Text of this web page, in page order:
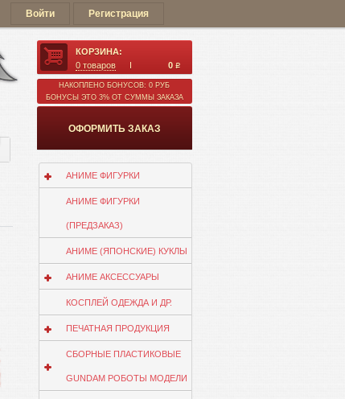
Войти Регистрация
КОРЗИНА:
0товаров 0 q
НАКОПЛЕНО БОНУСОВ: 0 РУБ
БОНУСЫ ЭТО 3% ОТ СУММЫ ЗАКАЗА
ОФОРМИТЬ ЗАКАЗ
АНИМЕ ФИГУРКИ
АНИМЕ ФИГУРКИ
(ПРЕДЗАКАЗ)
АНИМЕ (ЯПОНСКИЕ) КУКЛЫ
АНИМЕ АКСЕССУАРЫ
КОСПЛЕЙ ОДЕЖДА И ДР.
ПЕЧАТНАЯ ПРОДУКЦИЯ
СБОРНЫЕ ПЛАСТИКОВЫЕ
GUNDAM РОБОТЫ МОДЕЛИ